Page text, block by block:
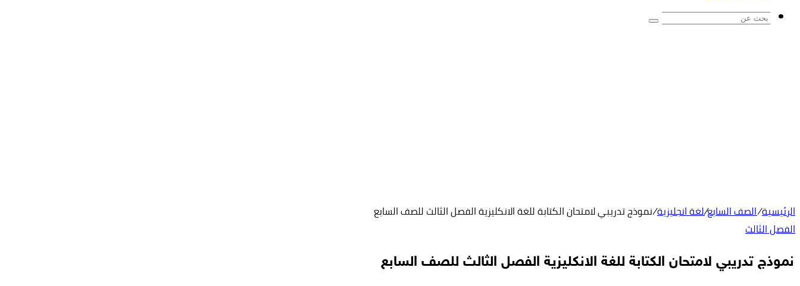
بحث
الرئيسية/الصف السابع/لغة انجليزية/نموذج تدريبي لامتحان الكتابة للغة الانكليزية الفصل الثالث للصف السابع
الفصل الثالث
نموذج تدريبي لامتحان الكتابة للغة الانكليزية الفصل الثالث للصف السابع